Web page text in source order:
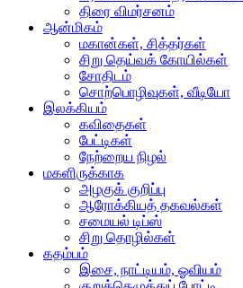
திரை விமர்சனம்
ஆன்மிகம்
மகான்கள், சித்தர்கள்
சிறு தெய்வக் கோயில்கள்
சோதிடம்
சொற்பொழிவுகள், வீடியோ
இலக்கியம்
கவிதைகள்
பேட்டிகள்
நேற்றைய நிழல்
மகளிருக்காக
அழகுக் குறிப்பு
ஆரோக்கியத் தகவல்கள்
சமையல் டிப்ஸ்
சிறு தொழில்கள்
கதம்பம்
இசை, நாட்டியம், ஓவியம்